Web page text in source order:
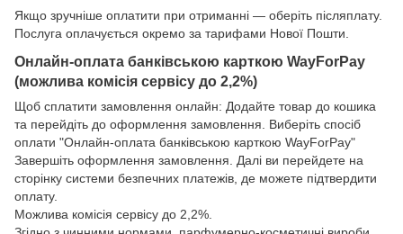
Якщо зручніше оплатити при отриманні — оберіть післяплату.
Послуга оплачується окремо за тарифами Нової Пошти.
Онлайн-оплата банківською карткою WayForPay
(можлива комісія сервісу до 2,2%)
Щоб сплатити замовлення онлайн: Додайте товар до кошика
та перейдіть до оформлення замовлення. Виберіть спосіб
оплати "Онлайн-оплата банківською карткою WayForPay"
Завершіть оформлення замовлення. Далі ви перейдете на
сторінку системи безпечних платежів, де можете підтвердити
оплату.
Можлива комісія сервісу до 2,2%.